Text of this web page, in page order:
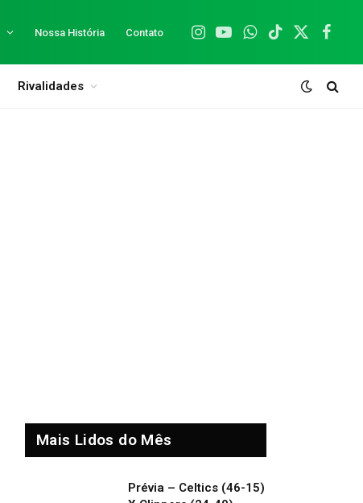
Nossa História Contato
Instagram
YouTubeWhatsApp
TikTok
X
Rivalidades
Mais Lidos do Mês
Prévia – Celtics (46-15)